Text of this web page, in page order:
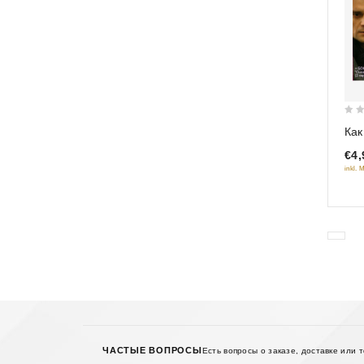
of
5
inkl.
ЧАСТЫЕ ВОПРОСЫЕсть вопросы о заказе, доставке или